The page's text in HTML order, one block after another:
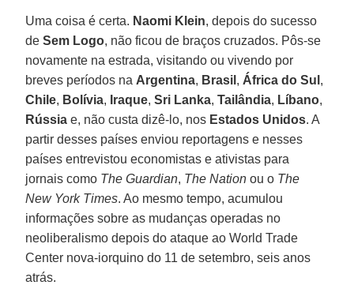
Uma coisa é certa. Naomi Klein, depois do sucesso
deSem Logo, não ficou de braços cruzados. Pôs-se
novamente na estrada, visitando ou vivendo por
breves períodos na Argentina, Brasil , África do Sul ,
Chile, Bolívia, Iraque,Sri Lanka,Tailândia, Líbano,
Rússia e, não custa dizê-lo, nos Estados Unidos. A
partir desses países enviou reportagens e nesses
países entrevistou economistas e ativistas para
jornais como The Guardian, The Nation ou o The
New York Times. Ao mesmo tempo, acumulou
informações sobre as mudanças operadas no
neoliberalismo depois do ataque ao World Trade
Center nova-iorquino do 11 de setembro, seis anos
atrás.